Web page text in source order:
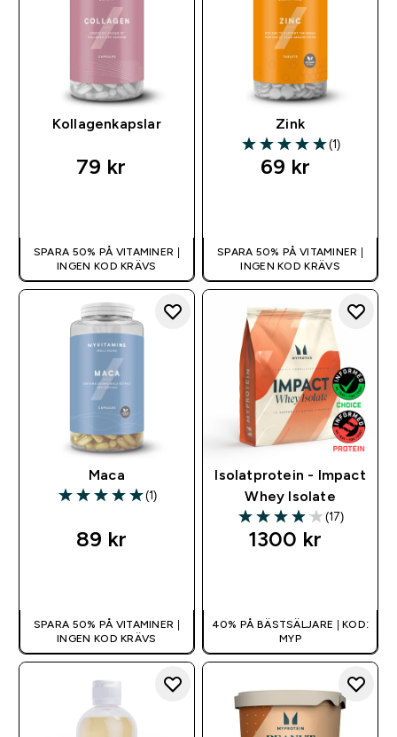
Kollagenkapslar
79 kr‎
SPARA 50% PÅ VITAMINER |
INGEN KOD KRÄVS
Zink
5 out of 5 stars
(1)
69 kr‎
SPARA 50% PÅ VITAMINER |
INGEN KOD KRÄVS
Maca
5 out of 5 stars
(1)
89 kr‎
SPARA 50% PÅ VITAMINER |
INGEN KOD KRÄVS
Isolatprotein - Impact
Whey Isolate
4.06 out of 5 stars
(17)
1300 kr‎
40% PÅ BÄSTSÄLJARE | KOD:
MYP